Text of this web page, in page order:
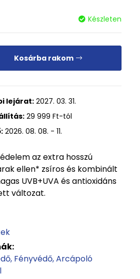
Készleten
Kosárba rakom
lejárat:2027. 03. 31.
29 999 Ft-tól
2026. 08. 08. - 11.
az extra hosszú
ellen* zsíros és kombinált
UVB+UVA és antioxidáns
változat.
Fényvédő Arcápoló